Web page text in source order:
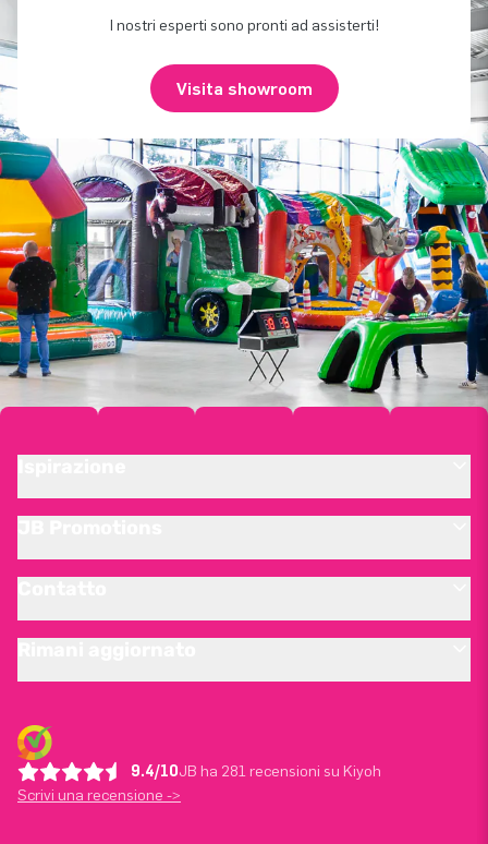
I nostri esperti sono pronti ad assisterti!
Visita showroom
9.4/10JB ha 281 recensioni su Kiyoh
Scrivi una recensione ->